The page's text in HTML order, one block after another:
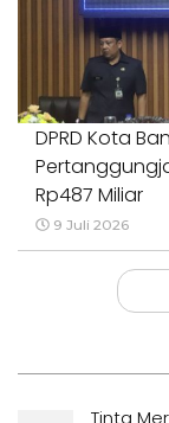
DPRD Kota
Rp487 Miliar
9 Juli 2026
Tinta